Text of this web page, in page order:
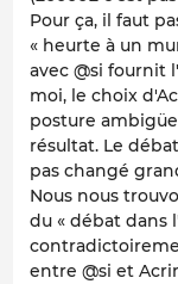
Pour ça, il faut
« heurte à un
avec @si fournit
moi, le choix
posture
résultat. Le
pas changé
Nous nous
du « débat dans
entre @si et